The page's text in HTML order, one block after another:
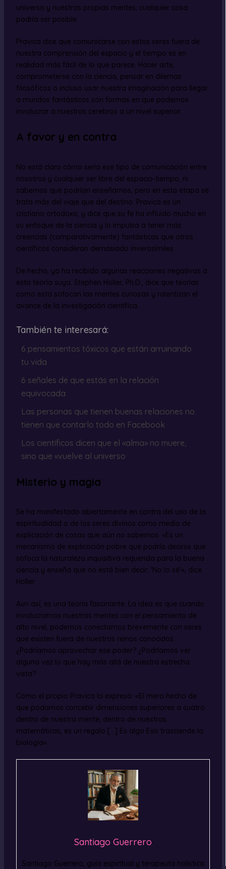
universo y nuestras propias mentes, cualquier cosa
podría ser posible.
Pravica dice que comunicarse con estos seres fuera de
nuestra comprensión del espacio y el tiempo es en
realidad más fácil de lo que parece. Hacer arte,
comprometerse con la ciencia, pensar en dilemas
filosóficos o incluso usar nuestra imaginación para llegar
a mundos fantásticos son formas en que podemos
involucrar a nuestros cerebros a un nivel superior.
A favor y en contra
No está claro cómo sería ese tipo de comunicación entre
nosotros y cualquier ser libre del espacio-tiempo, ni
sabemos qué podrían enseñarnos, pero en esta etapa se
trata más del viaje que del destino. Pravica es un
cristiano ortodoxo, y dice que su fe ha influido mucho en
su enfoque de la ciencia y lo impulsa a tener más
creencias (comparativamente) fantásticas que otros
científicos consideran demasiado inverosímiles.
De hecho, ya ha recibido algunas reacciones negativas a
esta teoría suya. Stephen Holler, Ph.D., dice que teorías
como esta sofocan las mentes curiosas y ralentizan el
avance de la investigación científica.
También te interesará:
6 pensamientos tóxicos que están arruinando
tu vida
6 señales de que estás en la relación
equivocada
Las personas que tienen buenas relaciones no
tienen que contarlo todo en Facebook
Los científicos dicen que el «alma» no muere,
sino que «vuelve al universo
Misterio y magia
Se ha manifestado abiertamente en contra del uso de la
espiritualidad o de los seres divinos como medio de
explicación de cosas que aún no sabemos. «Es un
mecanismo de explicación pobre que podría decirse que
sofoca la naturaleza inquisitiva requerida para la buena
ciencia y enseña que no está bien decir: ‘No lo sé'», dice
Holler.
Aun así, es una teoría fascinante. La idea es que cuando
involucramos nuestras mentes con el pensamiento de
alto nivel, podemos conectarnos brevemente con seres
que existen fuera de nuestros reinos conocidos.
¿Podríamos aprovechar ese poder? ¿Podríamos ver
alguna vez lo que hay más allá de nuestra estrecha
vista?
Como el propio Pravica lo expresó: «El mero hecho de
que podamos concebir dimensiones superiores a cuatro
dentro de nuestra mente, dentro de nuestras
matemáticas, es un regalo […] Es algo Eso trasciende la
biología».
Santiago Guerrero
Santiago Guerrero, guía espiritual y terapeuta holística